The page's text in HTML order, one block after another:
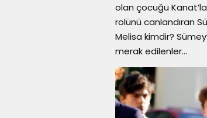
olan çocuğu Kanat’la
rolünü canlandıran
Melisa kimdir?
merak edilenler…